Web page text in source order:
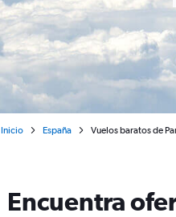
Inicio España Vuelos baratos de
Encuentra